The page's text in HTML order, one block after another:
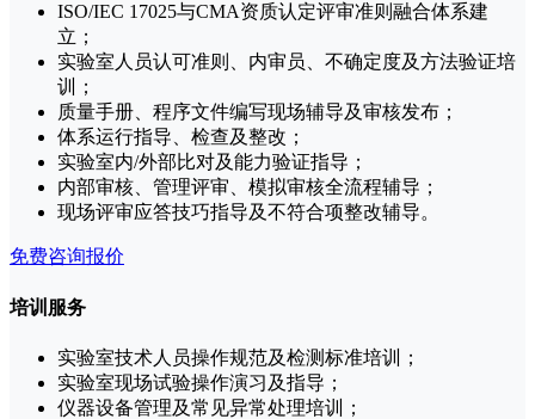
ISO/IEC 17025与CMA资质认定评审准则融合体系建
立；
实验室人员认可准则、内审员、不确定度及方法验证培
训；
质量手册、程序文件编写现场辅导及审核发布；
体系运行指导、检查及整改；
实验室内/外部比对及能力验证指导；
内部审核、管理评审、模拟审核全流程辅导；
现场评审应答技巧指导及不符合项整改辅导。
免费咨询报价
培训服务
实验室技术人员操作规范及检测标准培训；
实验室现场试验操作演习及指导；
仪器设备管理及常见异常处理培训；